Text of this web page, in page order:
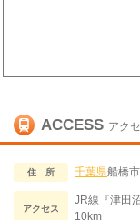
ACCESS アク
住 所 千葉県船橋
アクセス
JR線『津田
10km